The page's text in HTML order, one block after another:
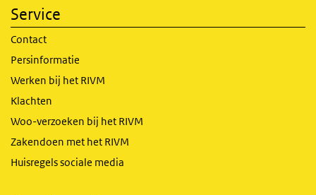
Service
Contact
Persinformatie
Werken bij het RIVM
Klachten
Woo-verzoeken bij het RIVM
Zakendoen met het RIVM
Huisregels sociale media